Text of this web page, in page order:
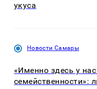
укуса
Новости Самары
«Именно здесь у
семейственности»: